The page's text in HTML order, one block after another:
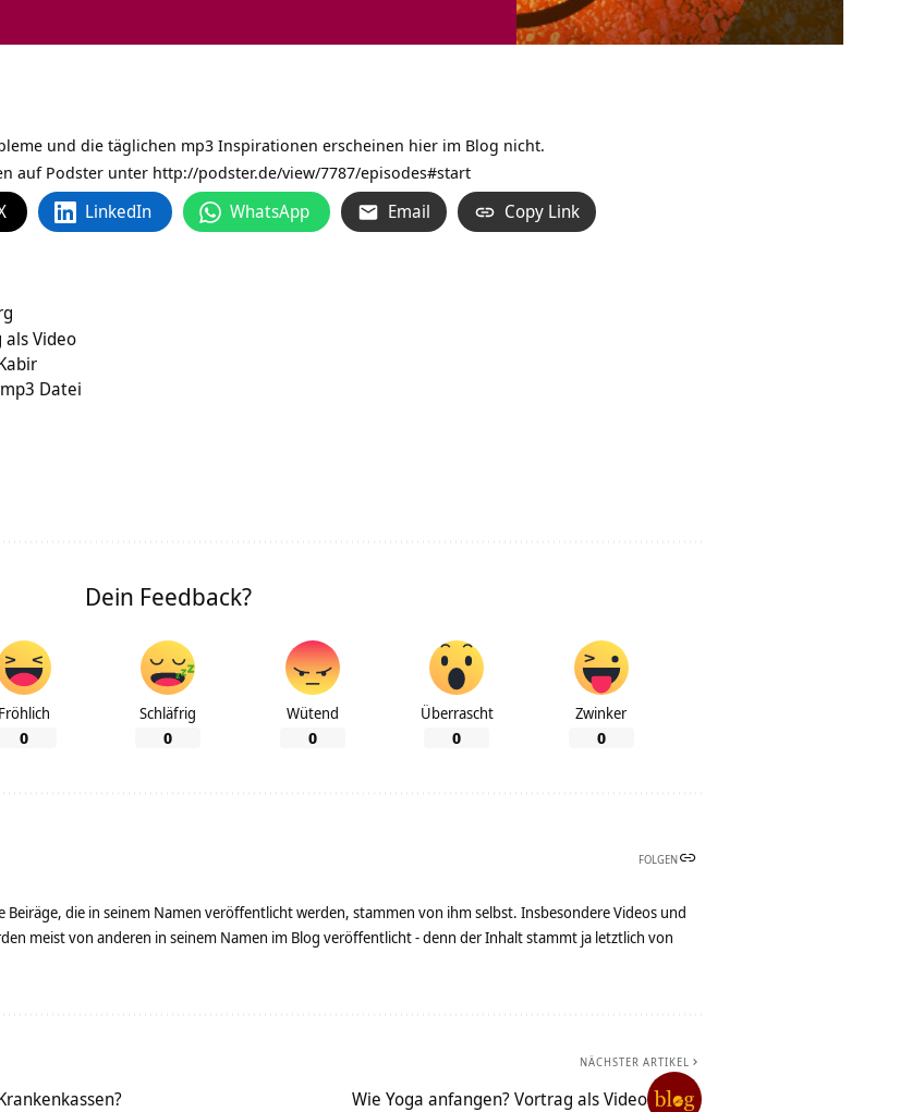
und die täglichen mp3 Inspirationen erscheinen hier im Blog nicht.
auf Podster unter http://podster.de/view/7787/episodes#start
LinkedIn WhatsApp Email Copy Link
als Video
Datei
Dein Feedback?
Fröhlich
0
Schläfrig
0
Wütend
0
Überrascht
0
Zwinker
0
FOLGEN
Beiräge, die in seinem Namen veröffentlicht werden, stammen von ihm selbst. Insbesondere Videos und
meist von anderen in seinem Namen im Blog veröffentlicht - denn der Inhalt stammt ja letztlich von
NÄCHSTER ARTIKEL
Wie Yoga anfangen? Vortrag als Video